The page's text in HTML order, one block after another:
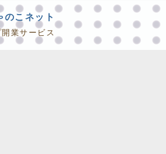
のこネット
業サービス